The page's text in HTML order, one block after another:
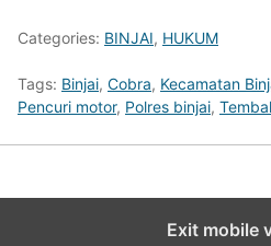
Categories: BINJAI, HUKUM
Tags: Binjai, Cobra, Kecamatan
Pencuri motor, Polres binjai,
Exit mobile